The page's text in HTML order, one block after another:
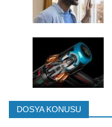
DOSYA KONUSU